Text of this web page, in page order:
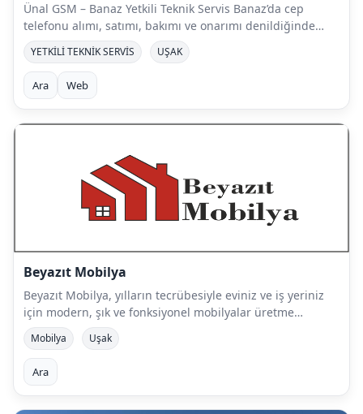
Ünal GSM – Banaz Yetkili Teknik Servis Banaz’da cep
telefonu alımı, satımı, bakımı ve onarımı denildiğinde…
YETKİLİ TEKNİK SERVİS UŞAK
Ara Web
Beyazıt Mobilya
Beyazıt Mobilya, yılların tecrübesiyle eviniz ve iş yeriniz
için modern, şık ve fonksiyonel mobilyalar üretme…
Mobilya Uşak
Ara